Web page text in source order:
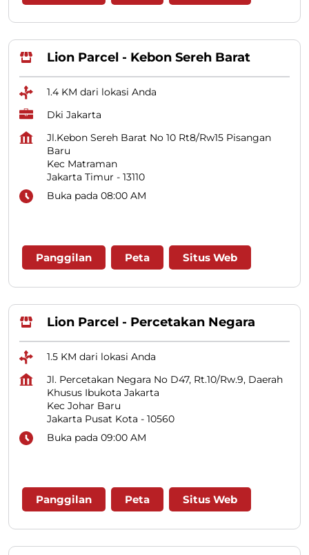
Lion Parcel - Kebon Sereh Barat
1.4 KM dari lokasi Anda
Dki Jakarta
Jl.Kebon Sereh Barat No 10 Rt8/Rw15 Pisangan
Baru
Kec Matraman
Jakarta Timur - 13110
Buka pada 08:00 AM
Panggilan Peta Situs Web
Lion Parcel - Percetakan Negara
1.5 KM dari lokasi Anda
Jl. Percetakan Negara No D47, Rt.10/Rw.9, Daerah
Khusus Ibukota Jakarta
Kec Johar Baru
Jakarta Pusat Kota - 10560
Buka pada 09:00 AM
Panggilan Peta Situs Web